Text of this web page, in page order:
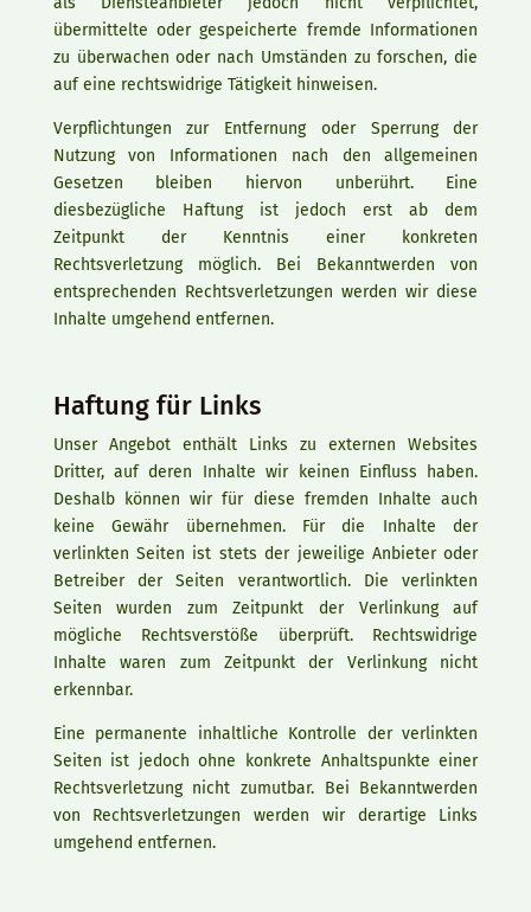
übermittelte oder gespeicherte fremde Informationen
zu überwachen oder nach Umständen zu forschen, die
auf eine rechtswidrige Tätigkeit hinweisen.
Verpflichtungen zur Entfernung oder Sperrung der
Nutzung von Informationen nach den allgemeinen
Gesetzen bleiben hiervon unberührt. Eine
diesbezügliche Haftung ist jedoch erst ab dem
Zeitpunkt der Kenntnis einer konkreten
Rechtsverletzung möglich. Bei Bekanntwerden von
entsprechenden Rechtsverletzungen werden wir diese
Inhalte umgehend entfernen.
Haftung für Links
Unser Angebot enthält Links zu externen Websites
Dritter, auf deren Inhalte wir keinen Einfluss haben.
Deshalb können wir für diese fremden Inhalte auch
keine Gewähr übernehmen. Für die Inhalte der
verlinkten Seiten ist stets der jeweilige Anbieter oder
Betreiber der Seiten verantwortlich. Die verlinkten
Seiten wurden zum Zeitpunkt der Verlinkung auf
mögliche Rechtsverstöße überprüft. Rechtswidrige
Inhalte waren zum Zeitpunkt der Verlinkung nicht
erkennbar.
Eine permanente inhaltliche Kontrolle der verlinkten
Seiten ist jedoch ohne konkrete Anhaltspunkte einer
Rechtsverletzung nicht zumutbar. Bei Bekanntwerden
von Rechtsverletzungen werden wir derartige Links
umgehend entfernen.